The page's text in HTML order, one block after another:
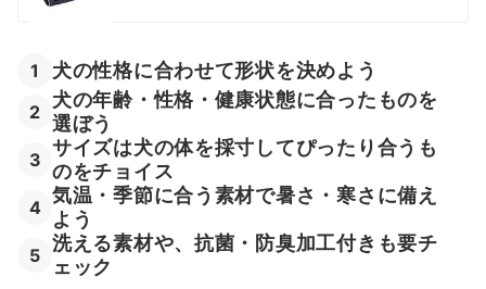
1 犬の性格に合わせて形状を決めよう
2
犬の年齢・性格・健康状態に合ったものを
選ぼう
3
サイズは犬の体を採寸してぴったり合うも
のをチョイス
4
気温・季節に合う素材で暑さ・寒さに備え
よう
5
洗える素材や、抗菌・防臭加工付きも要チ
ェック